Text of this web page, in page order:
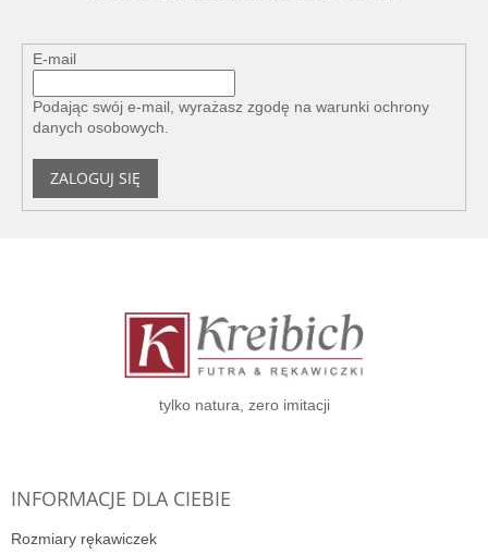
E-mail
Podając swój e-mail, wyrażasz zgodę na warunki ochrony
danych osobowych.
ZALOGUJ SIĘ
tylko natura, zero imitacji
INFORMACJE DLA CIEBIE
Rozmiary rękawiczek